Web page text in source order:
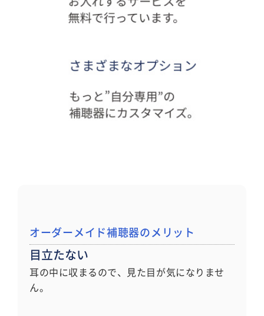
オーダーメイド補聴器のメリット
目立たない
耳の中に収まるので、見た目が気になりませ
ん。